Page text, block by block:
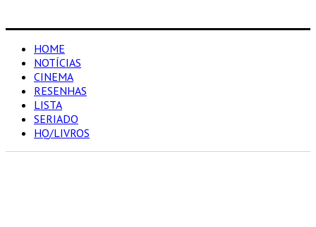
HOME
NOTÍCIAS
CINEMA
RESENHAS
LISTA
SERIADO
HQ/LIVROS